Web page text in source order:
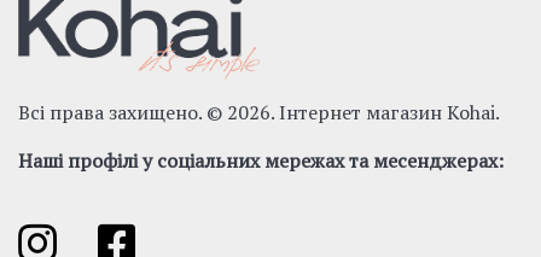
Всі права захищено. © 2026. Інтернет магазин Kohai.
Наші профілі у соціальних мережах та месенджерах: